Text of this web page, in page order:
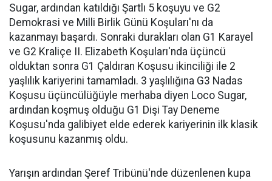
Sugar, ardından katıldığı Şartlı 5 koşuyu ve G2
Demokrasi ve Milli Birlik Günü Koşuları'nı da
kazanmayı başardı. Sonraki durakları olan G1 Karayel
ve G2 Kraliçe II. Elizabeth Koşuları'nda üçüncü
olduktan sonra G1 Çaldıran Koşusu ikinciliği ile 2
yaşlılık kariyerini tamamladı. 3 yaşlılığına G3 Nadas
Koşusu üçüncülüğüyle merhaba diyen Loco Sugar,
ardından koşmuş olduğu G1 Dişi Tay Deneme
Koşusu'nda galibiyet elde ederek kariyerinin ilk klasik
koşusunu kazanmış oldu.
Yarışın ardından Şeref Tribünü'nde düzenlenen kupa